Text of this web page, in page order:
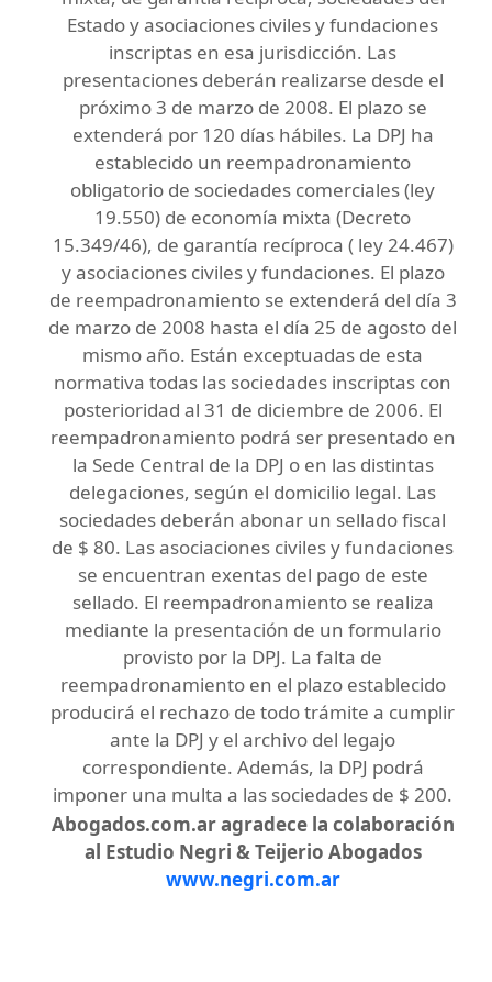
Estado y asociaciones civiles y fundaciones
inscriptas en esa jurisdicción. Las
presentaciones deberán realizarse desde el
próximo 3 de marzo de 2008. El plazo se
extenderá por 120 días hábiles. La DPJ ha
establecido un reempadronamiento
obligatorio de sociedades comerciales (ley
19.550) de economía mixta (Decreto
15.349/46), de garantía recíproca ( ley 24.467)
y asociaciones civiles y fundaciones. El plazo
de reempadronamiento se extenderá del día 3
de marzo de 2008 hasta el día 25 de agosto del
mismo año. Están exceptuadas de esta
normativa todas las sociedades inscriptas con
posterioridad al 31 de diciembre de 2006. El
reempadronamiento podrá ser presentado en
la Sede Central de la DPJ o en las distintas
delegaciones, según el domicilio legal. Las
sociedades deberán abonar un sellado fiscal
de $ 80. Las asociaciones civiles y fundaciones
se encuentran exentas del pago de este
sellado. El reempadronamiento se realiza
mediante la presentación de un formulario
provisto por la DPJ. La falta de
reempadronamiento en el plazo establecido
producirá el rechazo de todo trámite a cumplir
ante la DPJ y el archivo del legajo
correspondiente. Además, la DPJ podrá
imponer una multa a las sociedades de $ 200.
Abogados.com.ar agradece la colaboración
al Estudio Negri & Teijerio Abogados
www.negri.com.ar